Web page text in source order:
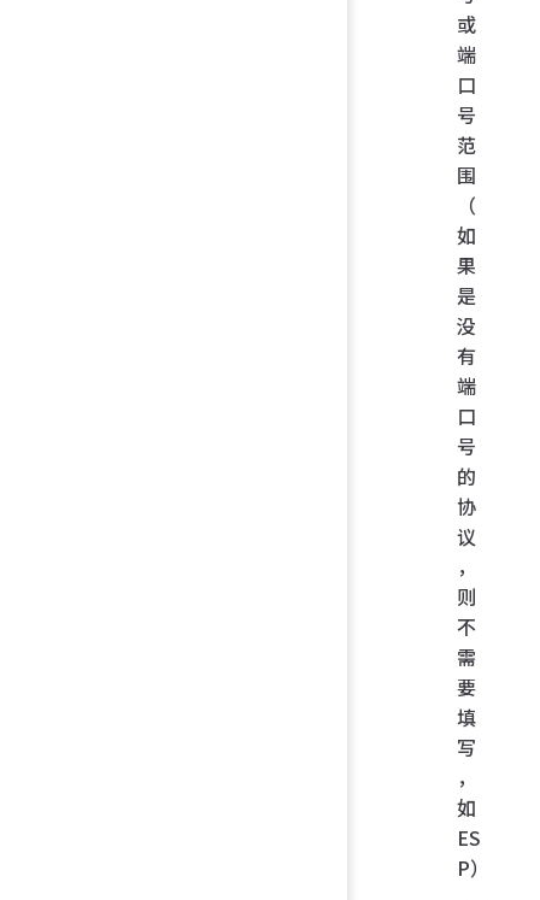
或
端
口
号
范
围
（
如
果
是
没
有
端
口
号
的
协
议
，
则
不
需
要
填
写
，
如
ES
P）